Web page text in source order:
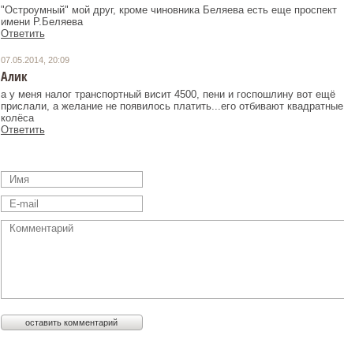
"Остроумный" мой друг, кроме чиновника Беляева есть еще проспект
имени Р.Беляева
Ответить
07.05.2014, 20:09
Алик
а у меня налог транспортный висит 4500, пени и госпошлину вот ещё
прислали, а желание не появилось платить...его отбивают квадратные
колёса
Ответить